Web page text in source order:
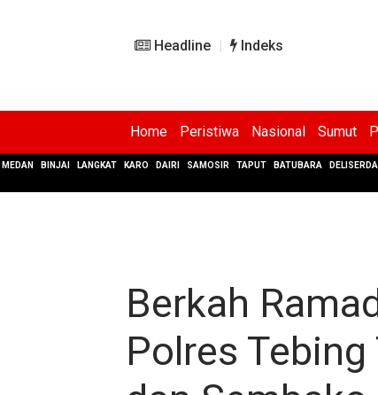
Headline Indeks
Home Peristiwa Nasional Sumut
MEDAN BINJAI LANGKAT KARO DAIRI SAMOSIR TAPUT BATUBARA
Berkah
Polres